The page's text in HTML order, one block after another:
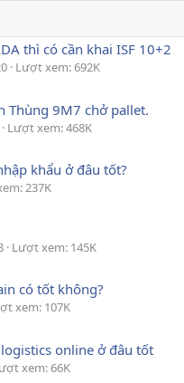
thì có cần khai ISF 10+2
Lượt xem: 692K
Thùng 9M7 chở pallet.
Lượt xem: 468K
khẩu ở đâu tốt?
237K
Lượt xem: 145K
có tốt không?
xem: 107K
online ở đâu tốt
xem: 66K